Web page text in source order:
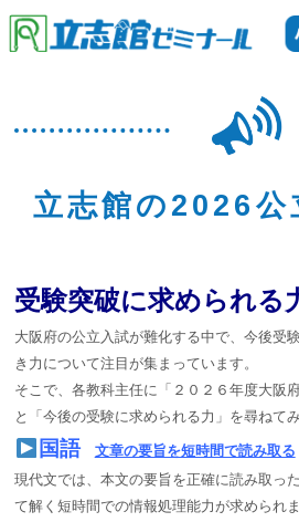
入塾までの流れ
校舎紹介
よくあるご質問
お知らせ
立志館の2026公
受験突破に求められる
大阪府の公立入試が難化する中で、今後受
き力について注目が集まっています。
そこで、各教科主任に「２０２６年度大阪
と「今後の受験に求められる力」を尋ねてみ
国語
文章の要旨を短時間で読み取る
現代文では、本文の要旨を正確に読み取っ
て解く短時間での情報処理能力が求められ